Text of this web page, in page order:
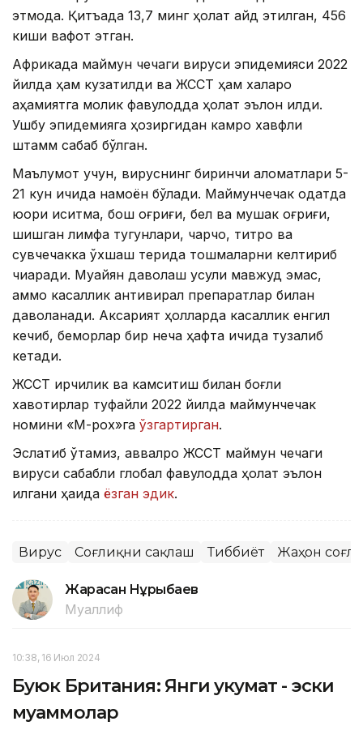
этмоқда. Қитъада 13,7 минг ҳолат қайд этилган, 456
киши вафот этган.
Африкада маймун чечаги вируси эпидемияси 2022
йилда ҳам кузатилди ва ЖССТ ҳам халқаро
аҳамиятга молик фавқулодда ҳолат эълон қилди.
Ушбу эпидемияга ҳозиргидан камроқ хавфли
штамм сабаб бўлган.
Маълумот учун, вируснинг биринчи аломатлари 5-
21 кун ичида намоён бўлади. Маймунчечак одатда
юқори иситма, бош оғриғи, бел ва мушак оғриғи,
шишган лимфа тугунлари, чарчоқ, титроқ ва
сувчечакка ўхшаш терида тошмаларни келтириб
чиқаради. Муайян даволаш усули мавжуд эмас,
аммо касаллик антивирал препаратлар билан
даволанади. Аксарият ҳолларда касаллик енгил
кечиб, беморлар бир неча ҳафта ичида тузалиб
кетади.
ЖССТ ирқчилик ва камситиш билан боғлиқ
хавотирлар туфайли 2022 йилда маймунчечак
номини «М-pox»га ўзгартирган.
Эслатиб ўтамиз, аввалроқ ЖССТ маймун чечаги
вируси сабабли глобал фавқулодда ҳолат эълон
қилгани ҳақида ёзган эдик.
Вирус Соғлиқни сақлаш Тиббиёт Жаҳон
Жарасқан Нұрыбаев
Муаллиф
10:38, 16 Июл 2024
Буюк Британия: Янги ҳукумат - эски
муаммолар